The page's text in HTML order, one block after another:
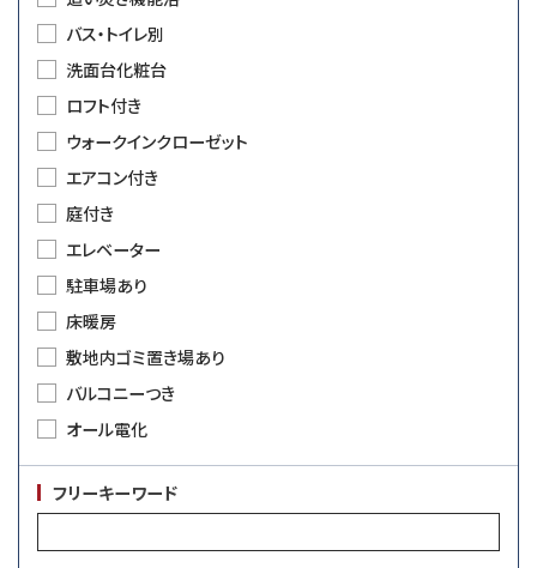
バス・トイレ別
洗面台化粧台
ロフト付き
ウォークインクローゼット
エアコン付き
庭付き
エレベーター
駐車場あり
床暖房
敷地内ゴミ置き場あり
バルコニーつき
オール電化
フリーキーワード